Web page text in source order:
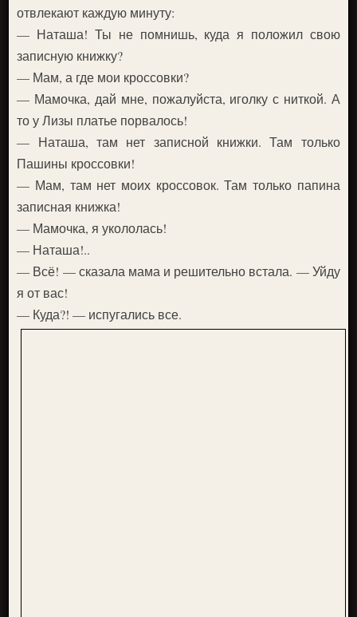
отвлекают каждую минуту:
— Наташа! Ты не помнишь, куда я положил свою
записную книжку?
— Мам, а где мои кроссовки?
— Мамочка, дай мне, пожалуйста, иголку с ниткой. А
то у Лизы платье порвалось!
— Наташа, там нет записной книжки. Там только
Пашины кроссовки!
— Мам, там нет моих кроссовок. Там только папина
записная книжка!
— Мамочка, я укололась!
— Наташа!..
— Всё! — сказала мама и решительно встала. — Уйду
я от вас!
— Куда?! — испугались все.